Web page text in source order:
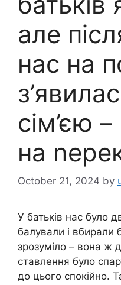
але
нас на
сім’єю
на
October 21, 2024 by
У батьків нас було
балували і вбирали
зрозуміло – вона ж
ставлення було
до цього спокійно.